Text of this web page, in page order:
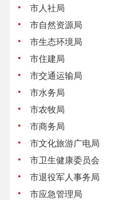
市人社局
市自然资源局
市生态环境局
市住建局
市交通运输局
市水务局
市农牧局
市商务局
市文化旅游广电局
市卫生健康委员会
市退役军人事务局
市应急管理局